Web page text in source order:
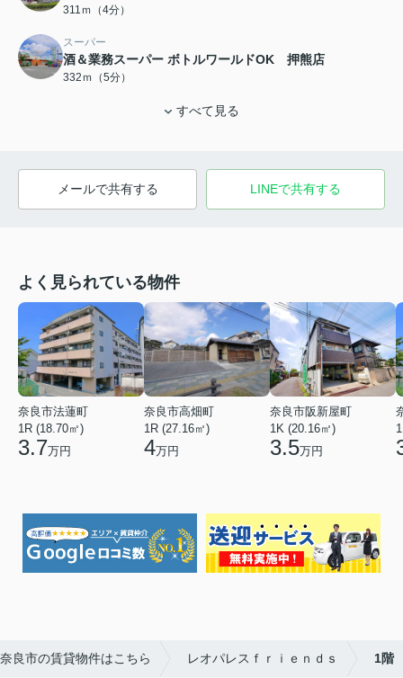
311ｍ（4分）
スーパー
酒＆業務スーパー ボトルワールドOK 押熊店
332ｍ（5分）
すべて見る
メールで共有する LINEで共有する
よく見られている物件
奈良市法蓮町
1R (18.70㎡)
3.7万円
奈良市高畑町
1R (27.16㎡)
4万円
奈良市阪新屋町
1K (20.16㎡)
3.5万円
奈良市の賃貸物件はこちら レオパレスｆｒｉｅｎｄｓ 1階